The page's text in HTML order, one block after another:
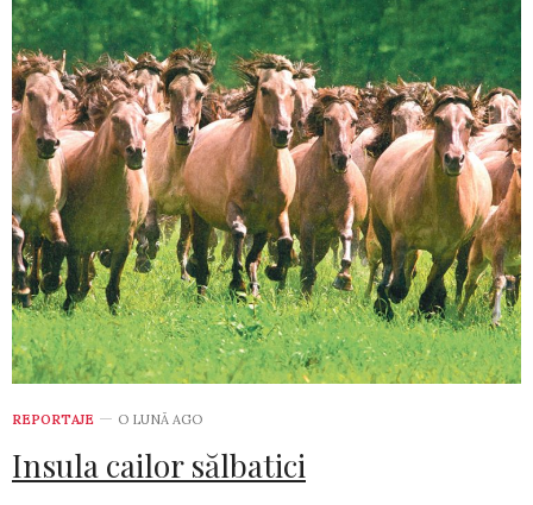
REPORTAJE O LUNĂ AGO
Insula cailor sălbatici